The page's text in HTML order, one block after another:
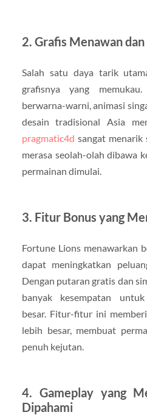
2. Grafis Menawan
Salah satu daya tarik
grafisnya yang
berwarna-warni, animasi
desain tradisional Asia
pragmatic4d sangat menarik
merasa seolah-olah dibawa
permainan dimulai.
3. Fitur Bonus yang
Fortune Lions menawarkan
dapat meningkatkan
Dengan putaran gratis dan
banyak kesempatan
besar. Fitur-fitur ini
lebih besar, membuat
penuh kejutan.
4. Gameplay yang
Dipahami